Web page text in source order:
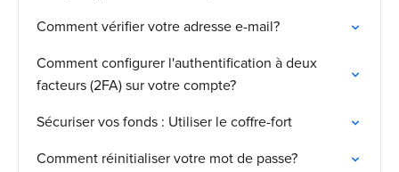
Comment vérifier votre adresse e-mail?
Comment configurer l'authentification à deux
facteurs (2FA) sur votre compte?
Sécuriser vos fonds : Utiliser le coffre-fort
Comment réinitialiser votre mot de passe?